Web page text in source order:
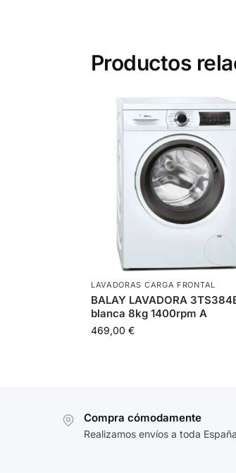
Productos
LAVADORAS CARGA FRONTAL
BALAY LAVADORA
blanca 8kg 1400rpm A
469,00 €
Compra cómodamente
Realizamos envíos a toda España